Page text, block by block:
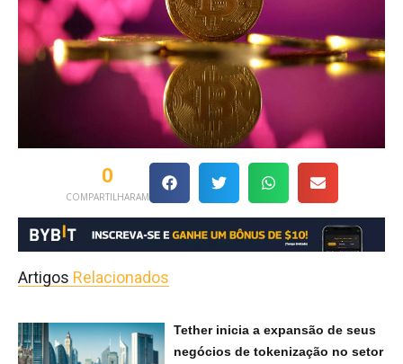
COMPARTILHARAM
0
Artigos Relacionados
Tether inicia a expansão de seus
negócios de tokenização no setor